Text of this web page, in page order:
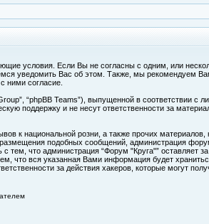
условия. Если Вы не согласны с одним, или
уведомить Вас об этом. Также, мы рекомендуем
ними согласие.
“phpBB Teams”), выпущенной в соответствии с
поддержку и не несут ответственности за
к национальной розни, а также прочих
подобных сообщений, администрация
тем, что администрация “Форум "Круга"” оставляет
что вся указанная Вами информация будет
за действия хакеров, которые могут